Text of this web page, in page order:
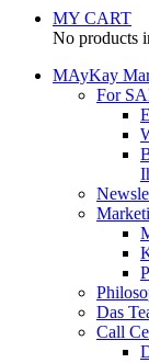
MY CART
No products
MAyKay
For
Das
Call